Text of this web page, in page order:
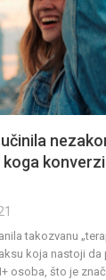
takozvanu
koja nastoji da
osoba, što je